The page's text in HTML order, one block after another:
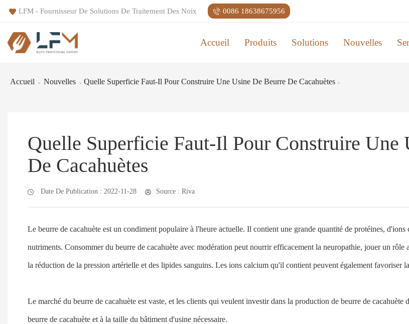
LFM - Fournisseur De Solutions De Traitement Des Noix 0086 18638675956
Accueil Produits Solutions Nouvelles
Accueil > Nouvelles > Quelle Superficie Faut-Il Pour Construire Une Usine De Beurre De Cacahuètes >
Quelle Superficie Faut-Il Pour Construire Une
De Cacahuètes
Date De Publication : 2022-11-28 Source : Riva
Le beurre de cacahuète est un condiment populaire à l'heure actuelle. Il contient une grande quantité de protéines,
nutriments. Consommer du beurre de cacahuète avec modération peut nourrir efficacement la neuropathie, jouer un
la réduction de la pression artérielle et des lipides sanguins. Les ions calcium qu'il contient peuvent également favoriser
Le marché du beurre de cacahuète est vaste, et les clients qui veulent investir dans la production de beurre de
beurre de cacahuète et à la taille du bâtiment d'usine nécessaire.